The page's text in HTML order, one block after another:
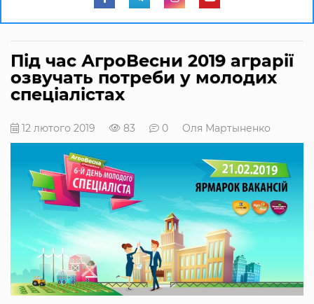
Під час АгроВесни 2019 аграрії
озвучать потреби у молодих
спеціалістах
12 лютого 2019 83 0 Оля Мартыненко